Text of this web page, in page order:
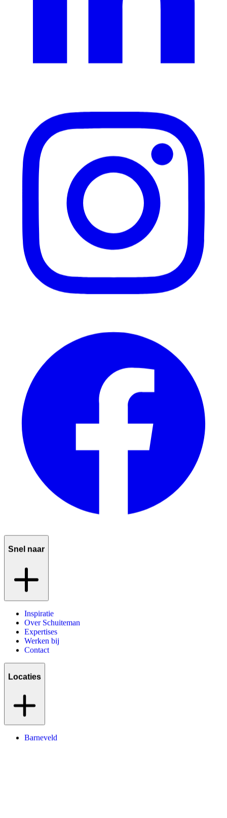
Snel naar
Inspiratie
Over Schuiteman
Expertises
Werken bij
Contact
Locaties
Barneveld